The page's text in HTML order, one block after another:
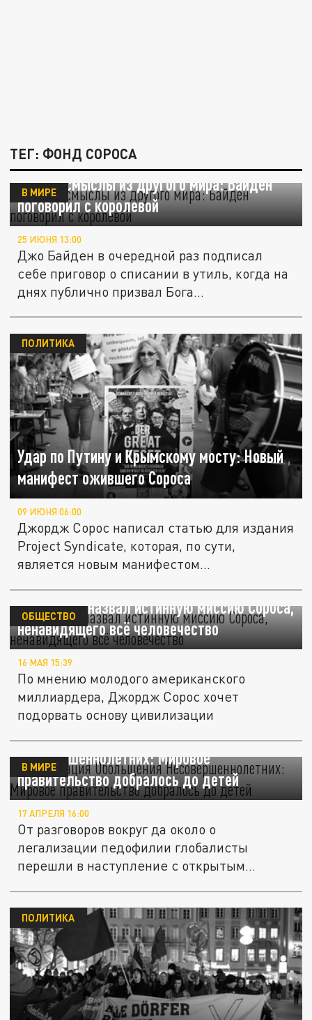
ТЕГ: ФОНД СОРОСА
Тайные смыслы из другого мира: Байден
поговорил с королевой
В МИРЕ
25 ИЮНЯ 13:00
Джо Байден в очередной раз подписал
себе приговор о списании в утиль, когда на
днях публично призвал Бога...
Удар по Путину и Крымскому мосту: Новый
манифест ожившего Сороса
ПОЛИТИКА
09 ИЮНЯ 06:00
Джордж Сорос написал статью для издания
Project Syndicate, которая, по сути,
является новым манифестом...
Илон Маск назвал истинную миссию Сороса,
ненавидящего всё человечество
ОБЩЕСТВО
16 МАЯ 15:39
По мнению молодого американского
миллиардера, Джордж Сорос хочет
подорвать основу цивилизации
Организация Обольщения
Несовершеннолетних: Мировое
правительство добралось до детей
В МИРЕ
17 АПРЕЛЯ 16:00
От разговоров вокруг да около о
легализации педофилии глобалисты
перешли в наступление с открытым
ПОЛИТИКА